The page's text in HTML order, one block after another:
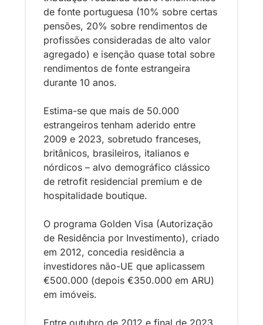
de fonte portuguesa (10% sobre certas
pensões, 20% sobre rendimentos de
profissões consideradas de alto valor
agregado) e isenção quase total sobre
rendimentos de fonte estrangeira
durante 10 anos.
Estima-se que mais de 50.000
estrangeiros tenham aderido entre
2009 e 2023, sobretudo franceses,
britânicos, brasileiros, italianos e
nórdicos – alvo demográfico clássico
de retrofit residencial premium e de
hospitalidade boutique.
O programa Golden Visa (Autorização
de Residência por Investimento), criado
em 2012, concedia residência a
investidores não-UE que aplicassem
€500.000 (depois €350.000 em ARU)
em imóveis.